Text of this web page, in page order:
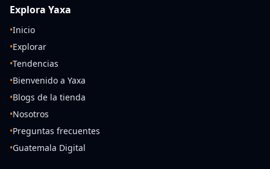
Explora Yaxa
•Inicio
•Explorar
•Tendencias
•Bienvenido a Yaxa
•Blogs de la tienda
•Nosotros
•Preguntas frecuentes
•Guatemala Digital